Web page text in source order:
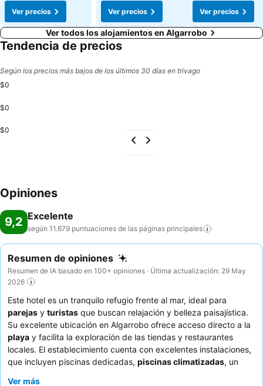
Ver precios Ver precios
Ver precios
Ver todos los alojamientos en Algarrobo
Tendencia de precios
Según los precios más bajos de los últimos 30 días en trivago
$0
$0
$0
Opiniones
9,2 Excelente
según 11.679 puntuaciones de las páginas principales
Resumen de opiniones
Resumen de IA basado en 100+ opiniones · Última actualización: 29 May
2026
Este hotel es un tranquilo refugio frente al mar, ideal para
parejas y turistas que buscan relajación y belleza paisajística.
Su excelente ubicación en Algarrobo ofrece acceso directo a la
playa y facilita la exploración de las tiendas y restaurantes
locales. El establecimiento cuenta con excelentes instalaciones,
que incluyen piscinas dedicadas, piscinas climatizadas, un
Ver más